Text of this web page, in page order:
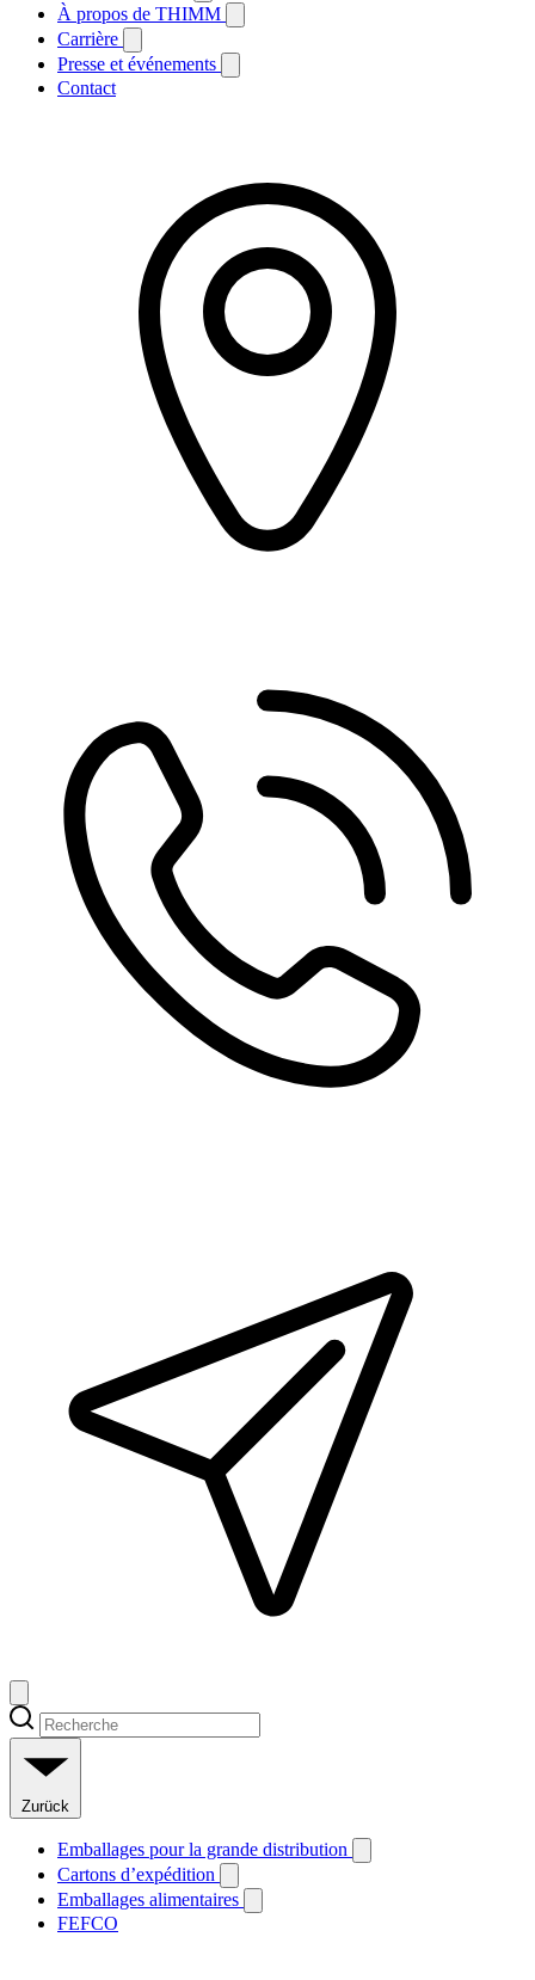
À propos de THIMM
Carrière
Presse et événements
Contact
Zurück
Emballages pour la grande distribution
Cartons d’expédition
Emballages alimentaires
FEFCO